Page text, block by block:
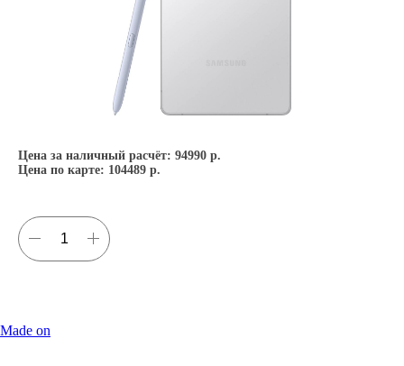
Цена за наличный расчёт: 94990 р.
Цена по карте: 104489 р.
Made on